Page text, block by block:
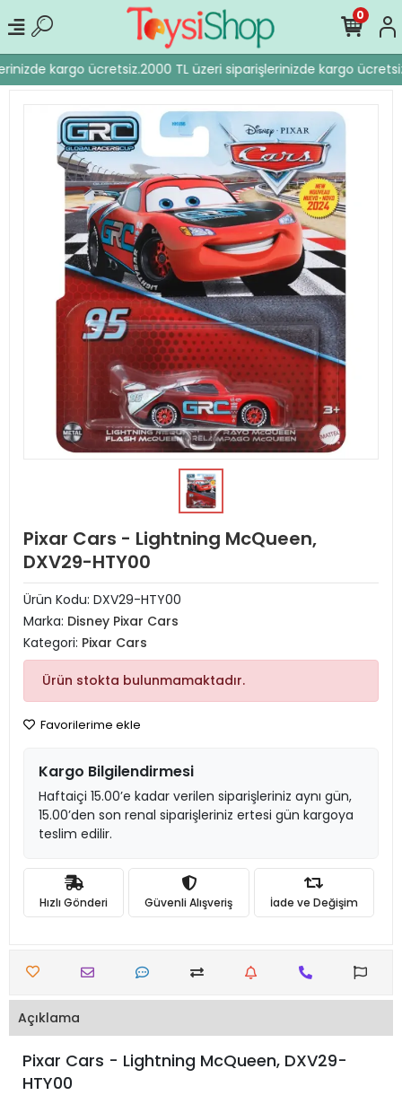
kargo ücretsiz.2000 TL üzeri siparişlerinizde kargo
0
Pixar Cars - Lightning McQueen,
DXV29-HTY00
Ürün Kodu: DXV29-HTY00
Marka: Disney Pixar Cars
Kategori: Pixar Cars
Ürün stokta bulunmamaktadır.
Favorilerime ekle
Kargo Bilgilendirmesi
Haftaiçi 15.00’e kadar verilen siparişleriniz aynı gün,
15.00’den son renal siparişleriniz ertesi gün kargoya
teslim edilir.
Hızlı Gönderi Güvenli Alışveriş İade ve Değişim
Açıklama
Pixar Cars - Lightning McQueen, DXV29-
HTY00